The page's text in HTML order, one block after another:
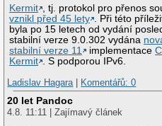
Kermit , tj. protokol pro přenos
vznikl před 45 lety . Při této
byla po 15 letech od vydání
stabilní verze 9.0.302 vydána
stabilní verze 11
implementace
Kermit . S podporou IPv6.
Ladislav Hagara | Komentářů: 0
20 let Pandoc
4.8. 11:11 | Zajímavý článek